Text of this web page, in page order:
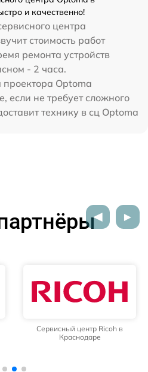
и качественно!
центра
стоимость работ
ремонта устройств
- 2 часа.
Optoma
если не требует сложного
технику в сц Optoma
Сервисный центр Ricoh в
Краснодаре